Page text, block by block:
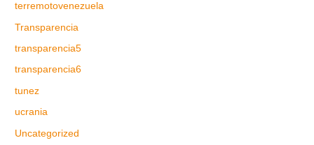
terremotovenezuela
Transparencia
transparencia5
transparencia6
tunez
ucrania
Uncategorized